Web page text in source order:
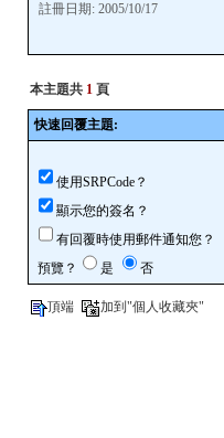
註冊日期: 2005/10/17
本主題共 1頁
快速回覆主題:
使用SRPCode？
顯示您的簽名？
有回覆時使用郵件通知您？
預覽？
是 否
頂端 加到"個人收藏夾"